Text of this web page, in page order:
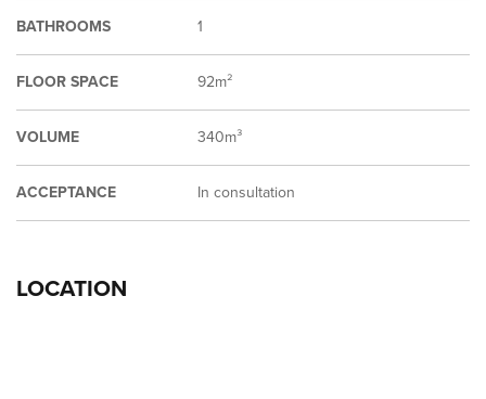
BATHROOMS 1
FLOOR SPACE 92m²
VOLUME 340m³
ACCEPTANCE In consultation
LOCATION